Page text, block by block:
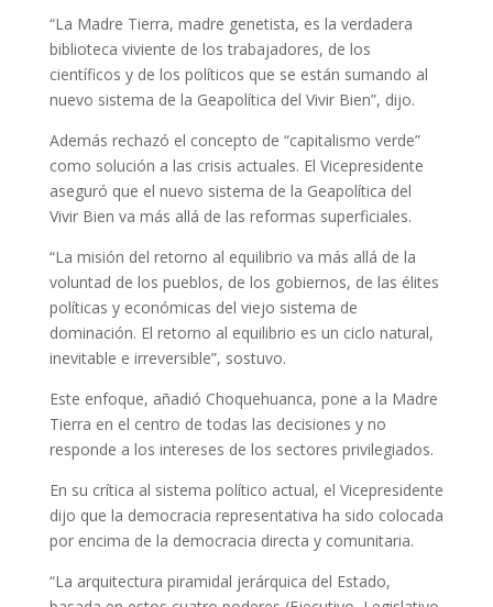
“La Madre Tierra, madre genetista, es la verdadera
biblioteca viviente de los trabajadores, de los
científicos y de los políticos que se están sumando al
nuevo sistema de la Geapolítica del Vivir Bien”, dijo.
Además rechazó el concepto de “capitalismo verde”
como solución a las crisis actuales. El Vicepresidente
aseguró que el nuevo sistema de la Geapolítica del
Vivir Bien va más allá de las reformas superficiales.
“La misión del retorno al equilibrio va más allá de la
voluntad de los pueblos, de los gobiernos, de las élites
políticas y económicas del viejo sistema de
dominación. El retorno al equilibrio es un ciclo natural,
inevitable e irreversible”, sostuvo.
Este enfoque, añadió Choquehuanca, pone a la Madre
Tierra en el centro de todas las decisiones y no
responde a los intereses de los sectores privilegiados.
En su crítica al sistema político actual, el Vicepresidente
dijo que la democracia representativa ha sido colocada
por encima de la democracia directa y comunitaria.
“La arquitectura piramidal jerárquica del Estado,